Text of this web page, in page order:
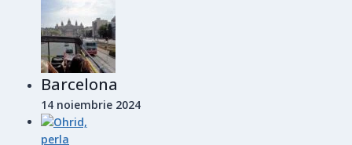
Barcelona
14 noiembrie 2024